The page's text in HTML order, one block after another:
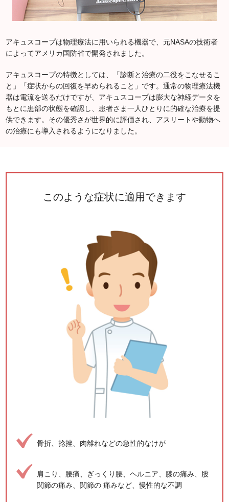
アキュスコープは物理療法に用いられる機器で、元NASAの技術者
によってアメリカ国防省で開発されました。
アキュスコープの特徴としては、「診断と治療の二役をこなせるこ
と」「症状からの回復を早められること」です。通常の物理療法機
器は電流を送るだけですが、アキュスコープは膨大な神経データを
もとに患部の状態を確認し、患者さま一人ひとりに的確な治療を提
供できます。その優秀さが世界的に評価され、アスリートや動物へ
の治療にも導入されるようになりました。
このような症状に適用できます
骨折、捻挫、肉離れなどの急性的なけが
肩こり、腰痛、ぎっくり腰、ヘルニア、膝の痛み、股
関節の痛み、関節の 痛みなど、慢性的な不調